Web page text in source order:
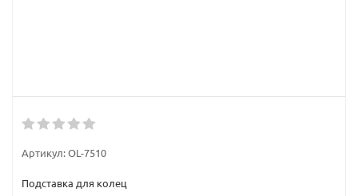
Артикул:OL-7510
Подставка для колец